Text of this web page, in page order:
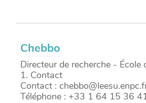
Chebbo
Directeur de recherche -
1. Contact
Contact :
Téléphone : +33 1 64 15 36